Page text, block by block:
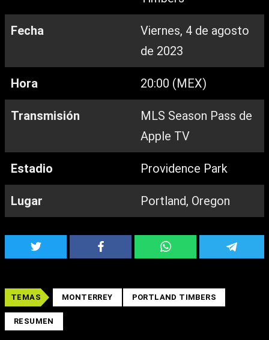
Fecha
Viernes, 4 de agosto
de 2023
Hora 20:00 (MEX)
Transmisión
MLS Season Pass de
Apple TV
Estadio Providence Park
Lugar Portland, Oregon
TEMAS MONTERREY PORTLAND TIMBERS
RESUMEN